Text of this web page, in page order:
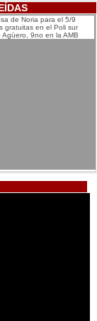
de Noria para el 5/9
gratuitas en el Poli sur
Agüero, 9no en la AMB